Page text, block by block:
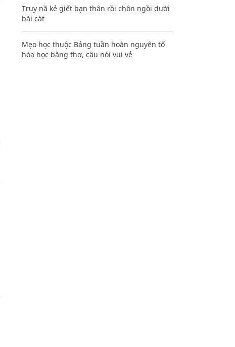
Truy nã kẻ giết bạn thân rồi chôn ngồi dưới
bãi cát
Mẹo học thuộc Bảng tuần hoàn nguyên tố
hóa học bằng thơ, câu nói vui vẻ